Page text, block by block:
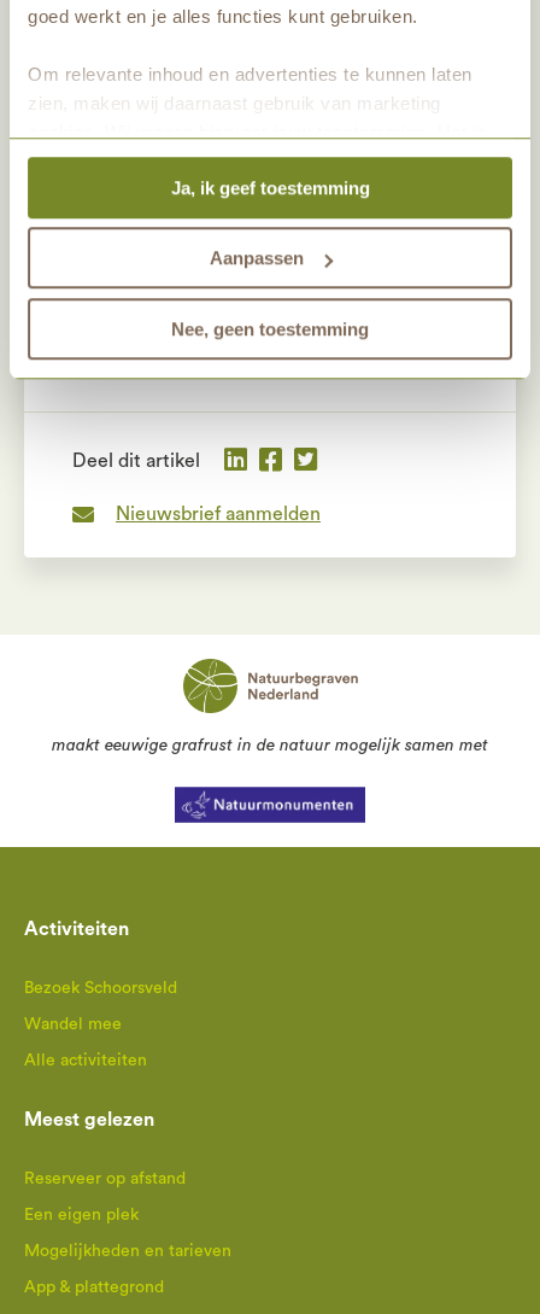
goed werkt en je alles functies kunt gebruiken.
Om relevante inhoud en advertenties te kunnen laten
zien, maken wij daarnaast gebruik van marketing
altijd mogelijk om je toestemming te veranderen. Alle
marketingprestaties worden geanalyseerd, zodat we
onze gasten nog beter kunnen helpen. Wil je meer weten
over het gebruik van cookies? Bekijk dan de andere
Ja, ik geef toestemming
Aanpassen
Nee, geen toestemming
Deel dit artikel
Nieuwsbrief aanmelden
maakt eeuwige grafrust in de natuur mogelijk samen met
Activiteiten
Bezoek Schoorsveld
Wandel mee
Alle activiteiten
Meest gelezen
Reserveer op afstand
Een eigen plek
Mogelijkheden en tarieven
App & plattegrond